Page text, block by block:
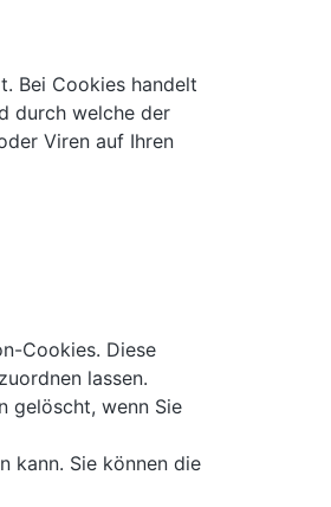
Bei Cookies handelt
durch welche der
Viren auf Ihren
Cookies. Diese
lassen.
gelöscht, wenn Sie
kann. Sie können die